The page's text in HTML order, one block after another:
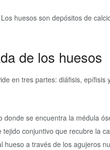
Los huesos son depósitos de
de los huesos
en tres partes: diáfisis,
donde se encuentra la médula
conjuntivo que recubre la
hueso a través de los agujeros